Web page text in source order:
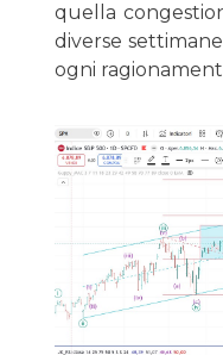
quella
diverse
ogni